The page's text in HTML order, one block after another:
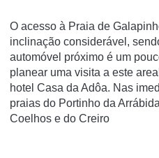
O acesso à Praia de
inclinação considerável,
automóvel próximo é um
planear uma visita a este
hotel Casa da Adôa. Nas
praias do Portinho da
Coelhos e do Creiro